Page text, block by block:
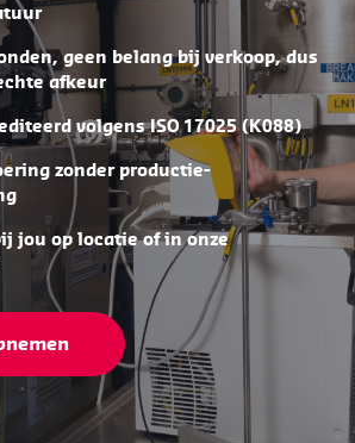
geen belang bij verkoop, dus
afkeur
volgens ISO 17025 (K088)
zonder productie-
jou op locatie of in onze